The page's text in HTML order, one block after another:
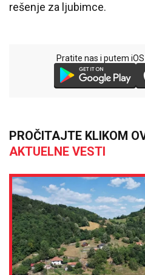
rešenje za ljubimce.
Pratite nas i putem
PROČITAJTE KLIKOM
AKTUELNE VESTI